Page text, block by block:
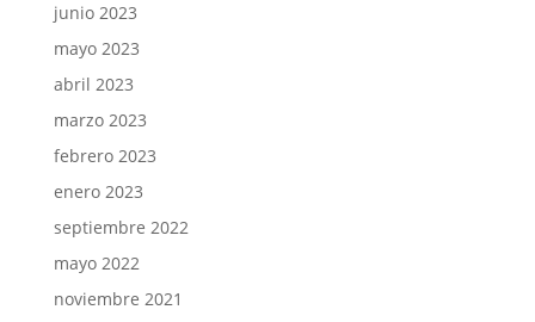
junio 2023
mayo 2023
abril 2023
marzo 2023
febrero 2023
enero 2023
septiembre 2022
mayo 2022
noviembre 2021